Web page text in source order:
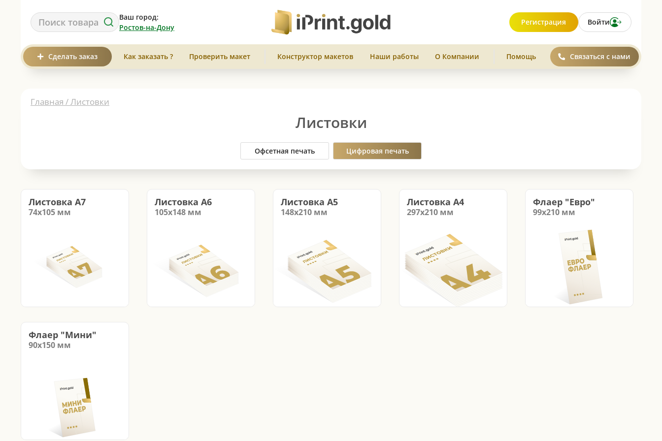
Ваш город:
Ростов-на-Дону
Регистрация Войти
Сделать заказ Как заказать ? Проверить макет Конструктор макетов Наши работы О Компании Помощь Связаться с нами
Главная /Листовки
Листовки
Офсетная печать Цифровая печать
Листовка А7
74х105 мм
Листовка А6
105х148 мм
Листовка А5
148х210 мм
Листовка А4
297х210 мм
Флаер "Евро"
99х210 мм
Флаер "Мини"
90х150 мм